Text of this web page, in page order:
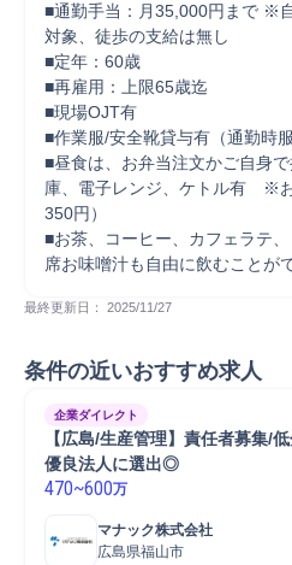
■通勤手当：月35,000円まで ※
対象、徒歩の支給は無し
■定年：60歳
■再雇用：上限65歳迄
■現場OJT有
■作業服/安全靴貸与有（通勤時服
■昼食は、お弁当注文かご自身
庫、電子レンジ、ケトル有　※
350円）
■お茶、コーヒー、カフェラテ
席お味噌汁も自由に飲むことが
最終更新日： 2025/11/27
条件の近いおすすめ求人
企業ダイレクト
【広島/生産管理】責任者募集/
優良法人に選出◎
470~600万
マナック株式会社
広島県福山市